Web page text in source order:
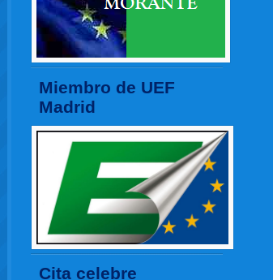
Miembro de UEF
Madrid
Cita celebre